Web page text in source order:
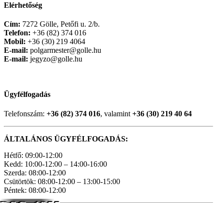
Elérhetőség
Cím: 7272 Gölle, Petőfi u. 2/b.
Telefon: +36 (82) 374 016
Mobil: +36 (30) 219 4064
E-mail: polgarmester@golle.hu
E-mail: jegyzo@golle.hu
Ügyfélfogadás
Telefonszám: +36 (82) 374 016, valamint +36 (30) 219 40 64
ÁLTALÁNOS ÜGYFÉLFOGADÁS:
Hétfő: 09:00-12:00
Kedd: 10:00-12:00 – 14:00-16:00
Szerda: 08:00-12:00
Csütörtök: 08:00-12:00 – 13:00-15:00
Péntek: 08:00-12:00